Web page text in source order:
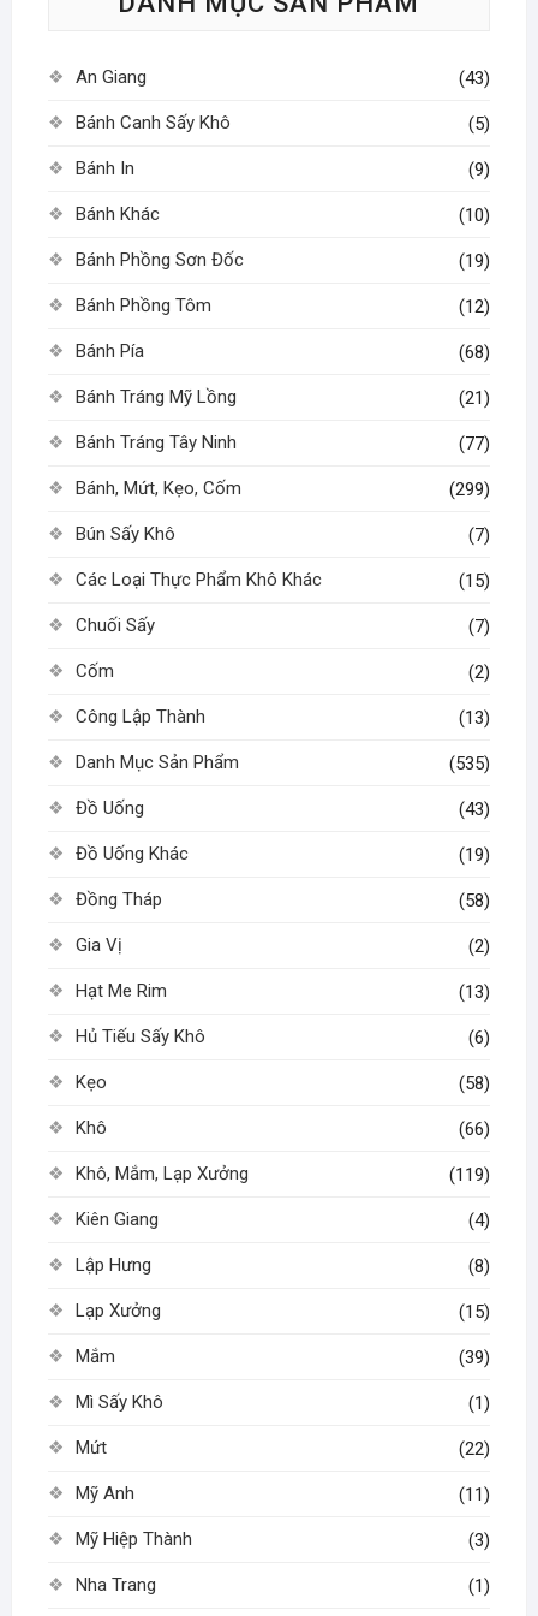
chọn
An Giang (43)
Bánh Canh Sấy Khô (5)
Bánh In (9)
Bánh Khác (10)
Bánh Phồng Sơn Đốc (19)
Bánh Phồng Tôm (12)
Bánh Pía (68)
Bánh Tráng Mỹ Lồng (21)
Bánh Tráng Tây Ninh (77)
Bánh, Mứt, Kẹo, Cốm (299)
Bún Sấy Khô (7)
Các Loại Thực Phẩm Khô Khác (15)
Chuối Sấy (7)
Cốm (2)
Công Lập Thành (13)
Danh Mục Sản Phẩm (535)
Đồ Uống (43)
Đồ Uống Khác (19)
Đồng Tháp (58)
Gia Vị (2)
Hạt Me Rim (13)
Hủ Tiếu Sấy Khô (6)
Kẹo (58)
Khô (66)
Khô, Mắm, Lạp Xưởng (119)
Kiên Giang (4)
Lập Hưng (8)
Lạp Xưởng (15)
Mắm (39)
Mì Sấy Khô (1)
Mứt (22)
Mỹ Anh (11)
Mỹ Hiệp Thành (3)
Nha Trang (1)